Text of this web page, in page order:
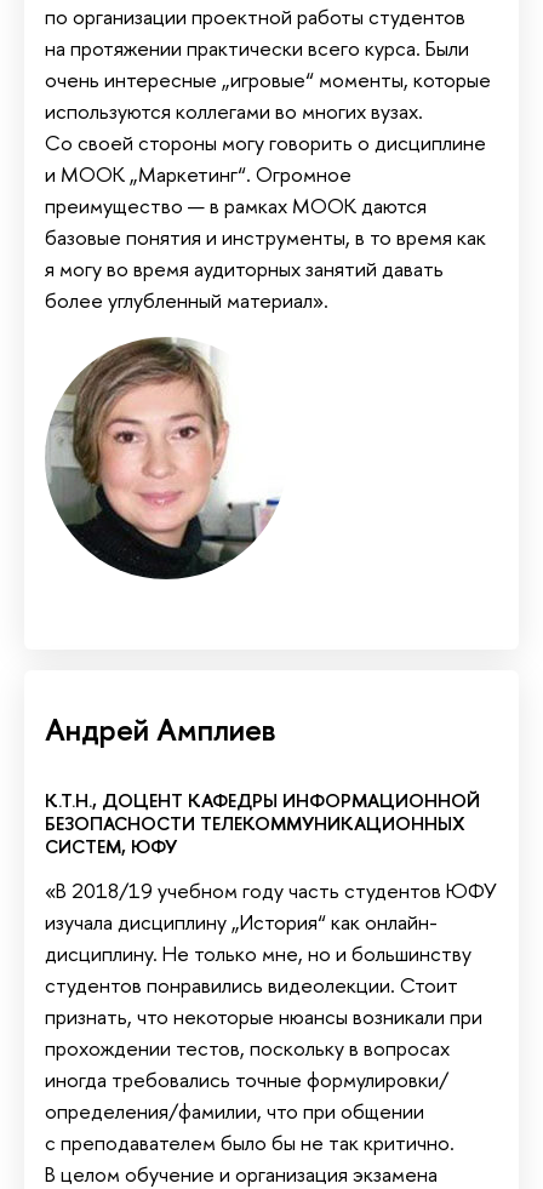
по организации проектной работы студентов
на протяжении практически всего курса. Были
очень интересные „игровые“ моменты, которые
используются коллегами во многих вузах.
Со своей стороны могу говорить о дисциплине
и МООК „Маркетинг“. Огромное
преимущество — в рамках МООК даются
базовые понятия и инструменты, в то время как
я могу во время аудиторных занятий давать
более углубленный материал».
Андрей Амплиев
К.Т.Н., ДОЦЕНТ КАФЕДРЫ ИНФОРМАЦИОННОЙ
БЕЗОПАСНОСТИ ТЕЛЕКОММУНИКАЦИОННЫХ
СИСТЕМ, ЮФУ
«В 2018/19 учебном году часть студентов ЮФУ
изучала дисциплину „История“ как онлайн-
дисциплину. Не только мне, но и большинству
студентов понравились видеолекции. Стоит
признать, что некоторые нюансы возникали при
прохождении тестов, поскольку в вопросах
иногда требовались точные формулировки/
определения/фамилии, что при общении
с преподавателем было бы не так критично.
В целом обучение и организация экзамена